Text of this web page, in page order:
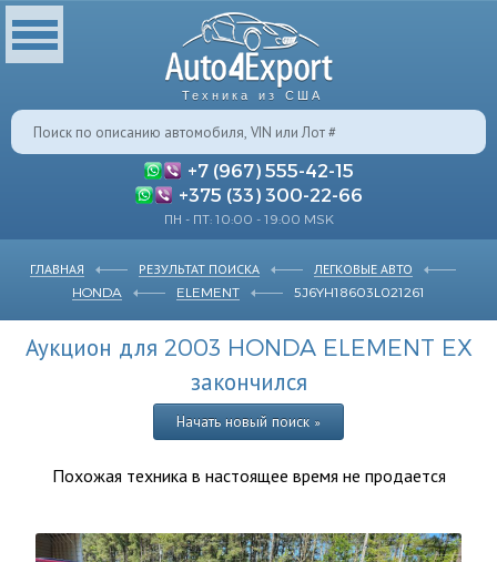
Техника из США
+7 (967) 555-42-15
+375 (33) 300-22-66
ПН - ПТ: 10:00 - 19:00 MSK
ГЛАВНАЯ РЕЗУЛЬТАТ ПОИСКА
ЛЕГКОВЫЕ АВТО
HONDA
ELEMENT 5J6YH18603L021261
Аукцион для 2003 HONDA ELEMENT EX
закончился
Начать новый поиск »
Похожая техника в настоящее время не продается